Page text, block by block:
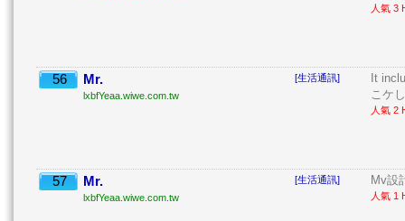
人氣 3
56 Mr.
lxbfYeaa.wiwe.com.tw
[生活通訊]
It
こケ
人氣 2
57 Mr.
lxbfYeaa.wiwe.com.tw
[生活通訊] Mv設
人氣 1